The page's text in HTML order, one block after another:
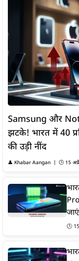
Samsung और
झटके! भारत में 40
की उड़ी नींद
👤 Khabar Aangan | 🕒 15
🕒